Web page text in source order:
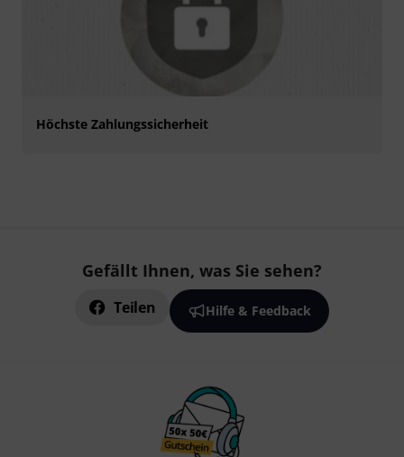
Höchste Zahlungssicherheit
Gefällt Ihnen, was Sie sehen?
Teilen Hilfe & Feedback